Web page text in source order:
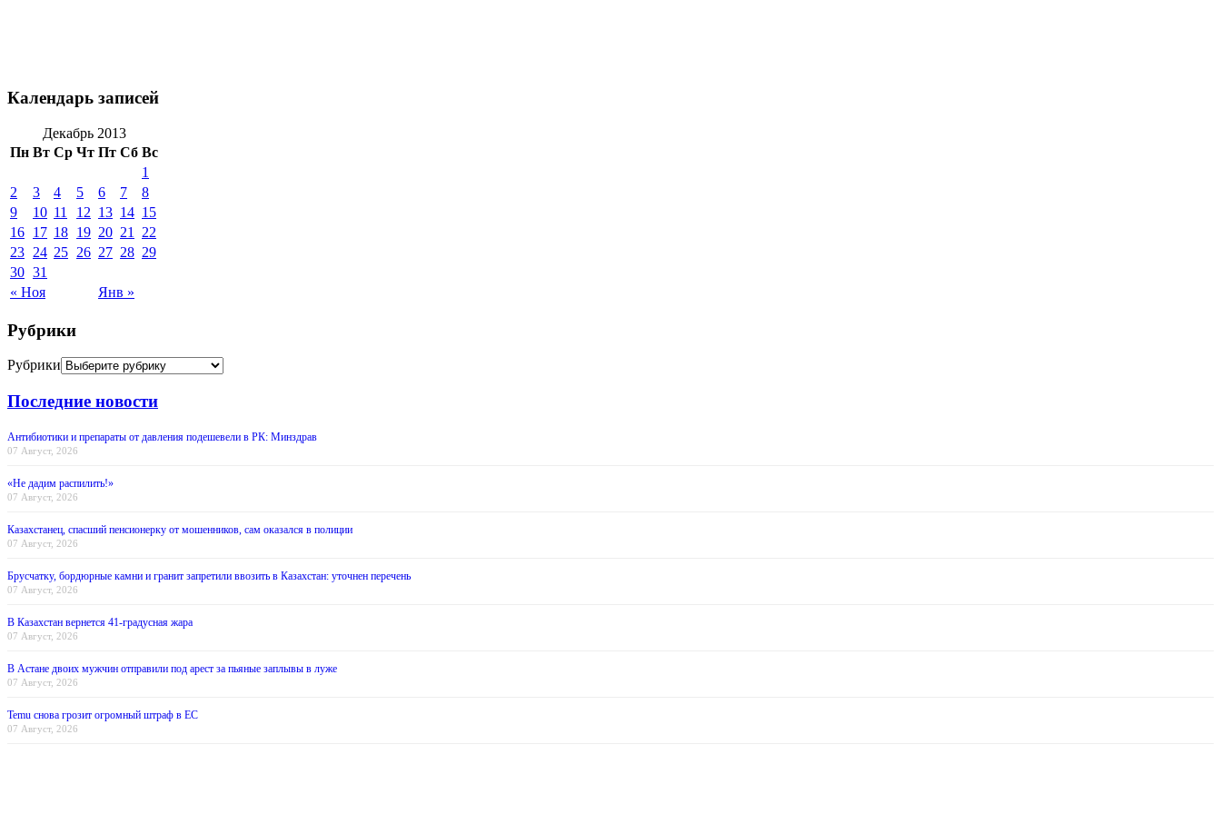
Календарь записей
Декабрь 2013
Пн Вт Ср Чт Пт Сб Вс
« Ноя Янв »
1
2
3 4 5 6 7
8
9
10 11 12 13 14 15
16 17 18 19 20 21
22
23 24 25 26 27 28 29
30 31
Рубрики
Рубрики
Последние новости
Антибиотики и препараты от давления подешевели в РК: Минздрав
07 Август, 2026
«Не дадим распилить!»
07 Август, 2026
Казахстанец, спасший пенсионерку от мошенников, сам оказался в полиции
07 Август, 2026
Брусчатку, бордюрные камни и гранит запретили ввозить в Казахстан: уточнен перечень
07 Август, 2026
В Казахстан вернется 41-градусная жара
07 Август, 2026
В Астане двоих мужчин отправили под арест за пьяные заплывы в луже
07 Август, 2026
Temu снова грозит огромный штраф в ЕС
07 Август, 2026